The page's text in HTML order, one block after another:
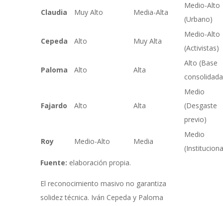
Claudia Muy Alto Media-Alta
Medio-Alto
(Urbano)
Cepeda Alto Muy Alta
Medio-Alto
(Activistas)
Paloma Alto Alta
Alto (Base
Fajardo Alto Alta
Medio
(Desgaste
previo)
Roy Medio-Alto Media
Medio
Fuente: elaboración propia.
El reconocimiento masivo no garantiza
solidez técnica. Iván Cepeda y Paloma